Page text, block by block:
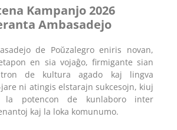
Kampanjo 2026
Ambasadejo
de Poŭzalegro eniris novan,
en sia vojaĝo, firmigante sian
de kultura agado kaj lingva
ni atingis elstarajn sukcesojn, kiuj
la potencon de kunlaboro inter
kaj la loka komunumo.